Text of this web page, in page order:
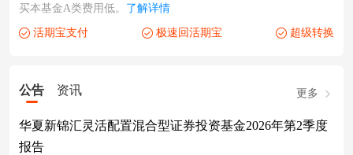
买本基金A类费用低。 了解详情
活期宝支付 极速回活期宝 超级转换
公告 资讯 更多
华夏新锦汇灵活配置混合型证券投资基金2026年第2季度
报告